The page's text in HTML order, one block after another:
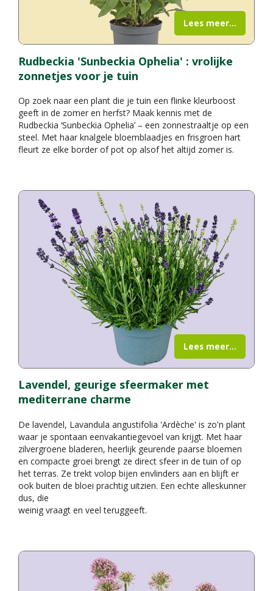
Rudbeckia 'Sunbeckia Ophelia' : vrolijke
zonnetjes voor je tuin
Op zoek naar een plant die je tuin een flinke kleurboost
geeft in de zomer en herfst? Maak kennis met de
Rudbeckia ‘Sunbeckia Ophelia’ – een zonnestraaltje op een
steel. Met haar knalgele bloemblaadjes en frisgroen hart
fleurt ze elke border of pot op alsof het altijd zomer is.
Lees meer...
Lavendel, geurige sfeermaker met
mediterrane charme
De lavendel, Lavandula angustifolia 'Ardèche' is zo'n plant
waar je spontaan eenvakantiegevoel van krijgt. Met haar
zilvergroene bladeren, heerlijk geurende paarse bloemen
en compacte groei brengt ze direct sfeer in de tuin of op
het terras. Ze trekt volop bijen envlinders aan en blijft er
ook buiten de bloei prachtig uitzien. Een echte alleskunner
dus, die
weinig vraagt en veel teruggeeft.
Lees meer...